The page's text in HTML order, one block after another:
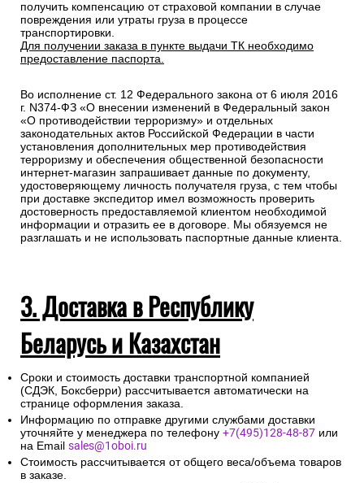
получить компенсацию от страховой компании в случае
повреждения или утраты груза в процессе
транспортировки.
Для получении заказа в пункте выдачи ТК необходимо
предоставление паспорта.
Во исполнение ст. 12 Федерального закона от 6 июля 2016
г. N374-ФЗ «О внесении изменений в Федеральный закон
«О противодействии терроризму» и отдельных
законодательных актов Российской Федерации в части
установления дополнительных мер противодействия
терроризму и обеспечения общественной безопасности
интернет-магазин запрашивает данные по документу,
удостоверяющему личность получателя груза, с тем чтобы
при доставке экспедитор имел возможность проверить
достоверность предоставляемой клиентом необходимой
информации и отразить ее в договоре. Мы обязуемся не
разглашать и не использовать паспортные данные клиента.
3. Доставка в Республику
Беларусь и Казахстан
Сроки и стоимость доставки транспортной компанией
(СДЭК, Боксберри) рассчитывается автоматически на
странице оформления заказа.
Информацию по отправке другими службами доставки
уточняйте у менеджера по телефону +7(495)128-48-87 или
на Email sales@1oboi.ru
Стоимость рассчитывается от общего веса/объема товаров
в заказе.